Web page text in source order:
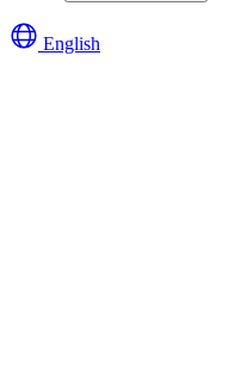
English